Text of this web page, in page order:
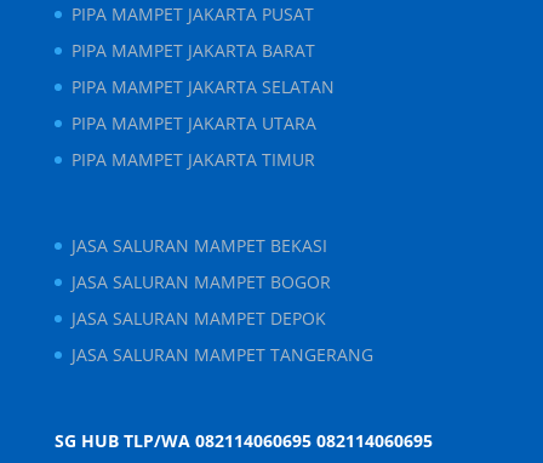
PIPA MAMPET JAKARTA PUSAT
PIPA MAMPET JAKARTA BARAT
PIPA MAMPET JAKARTA SELATAN
PIPA MAMPET JAKARTA UTARA
PIPA MAMPET JAKARTA TIMUR
JASA SALURAN MAMPET BEKASI
JASA SALURAN MAMPET BOGOR
JASA SALURAN MAMPET DEPOK
JASA SALURAN MAMPET TANGERANG
SG HUB TLP/WA 082114060695 082114060695